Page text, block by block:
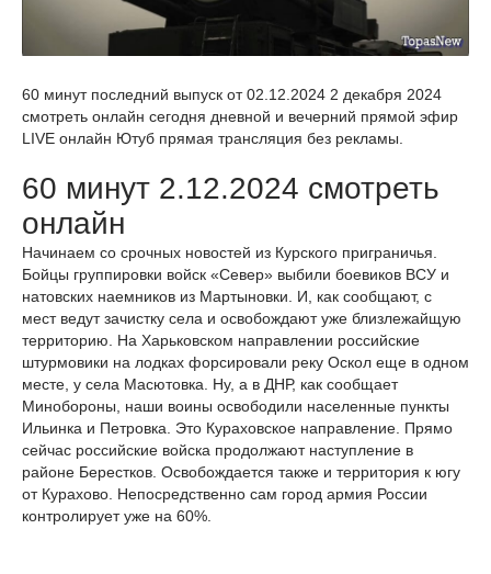
60 минут последний выпуск от 02.12.2024 2 декабря 2024
смотреть онлайн сегодня дневной и вечерний прямой эфир
LIVE онлайн Ютуб прямая трансляция без рекламы.
60 минут 2.12.2024 смотреть
онлайн
Начинаем со срочных новостей из Курского приграничья.
Бойцы группировки войск «Север» выбили боевиков ВСУ и
натовских наемников из Мартыновки. И, как сообщают, с
мест ведут зачистку села и освобождают уже близлежайщую
территорию. На Харьковском направлении российские
штурмовики на лодках форсировали реку Оскол еще в одном
месте, у села Масютовка. Ну, а в ДНР, как сообщает
Минобороны, наши воины освободили населенные пункты
Ильинка и Петровка. Это Кураховское направление. Прямо
сейчас российские войска продолжают наступление в
районе Берестков. Освобождается также и территория к югу
от Курахово. Непосредственно сам город армия России
контролирует уже на 60%.